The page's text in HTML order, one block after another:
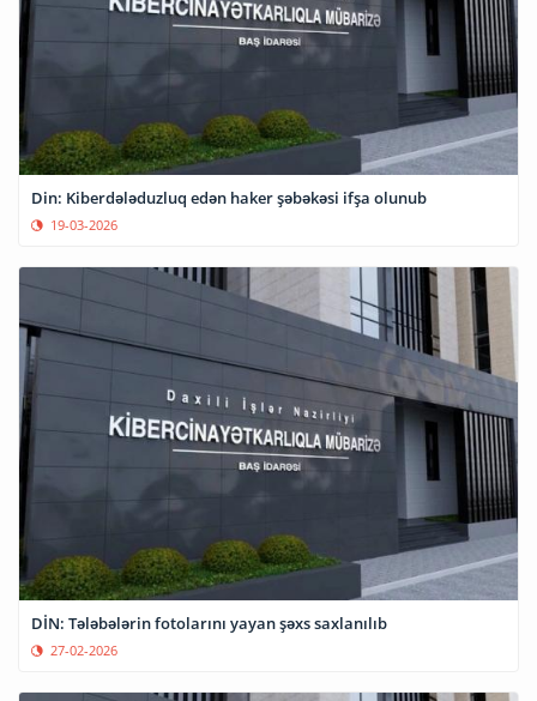
Din: Kiberdələduzluq edən haker şəbəkəsi ifşa olunub
19-03-2026
DİN: Tələbələrin fotolarını yayan şəxs saxlanılıb
27-02-2026